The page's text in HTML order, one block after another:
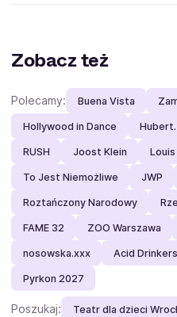
Zobacz też
Polecamy: Buena Vista
Hollywood in Dance Hubert.
RUSH Joost Klein Louis
To Jest Niemożliwe JWP
Roztańczony Narodowy
FAME 32 ZOO Warszawa
nosowska.xxx Acid Drinkers
Pyrkon 2027
Poszukaj: Teatr dla dzieci